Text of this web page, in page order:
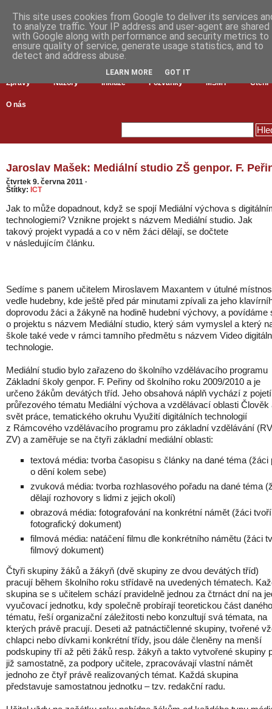
Zprávy Názory Inkluze Pozvánky MŠMT Čtení
O nás
Jaroslav Mašek: Mediální studio ZŠ genpor. F.
čtvrtek 9. června 2011 ·
Štítky: ICT
Jak to může dopadnout, když se spojí Mediální výchova s
technologiemi? Vznikne projekt s názvem Mediální studio. Jak
takový projekt vypadá a co v něm žáci dělají, se dočtete
v následujícím článku.
Sedíme s panem učitelem Miroslavem Maxantem v útulné
vedle hudebny, kde ještě před pár minutami zpívali za jeho
doprovodu žáci a žákyně na hodině hudební výchovy, a povídáme
o projektu s názvem Mediální studio, který sám vymyslel a který
škole také vede v rámci tamního předmětu s názvem Video
technologie.
Mediální studio bylo zařazeno do školního vzdělávacího programu
Základní školy genpor. F. Peřiny od školního roku 2009/2010 a je
určeno žákům devátých tříd. Jeho obsahová náplň vychází z pojetí
průřezového tématu Mediální výchova a vzdělávací oblasti Člověk
svět práce, tematického okruhu Využití digitálních technologií
z Rámcového vzdělávacího programu pro základní vzdělávání
ZV) a zaměřuje se na čtyři základní mediální oblasti:
textová média: tvorba časopisu s články na dané téma (žáci
o dění kolem sebe)
zvuková média: tvorba rozhlasového pořadu na dané téma
dělají rozhovory s lidmi z jejich okolí)
obrazová média: fotografování na konkrétní námět (žáci tvoří
fotografický dokument)
filmová média: natáčení filmu dle konkrétního námětu (žáci
filmový dokument)
Čtyři skupiny žáků a žákyň (dvě skupiny ze dvou devátých tříd)
pracují během školního roku střídavě na uvedených tématech.
skupina se s učitelem schází pravidelně jednou za čtrnáct dní na
vyučovací jednotku, kdy společně probírají teoretickou část daného
tématu, řeší organizační záležitosti nebo konzultují svá témata, na
kterých právě pracují. Deseti až patnáctičlenné skupiny, tvořené
chlapci nebo dívkami konkrétní třídy, jsou dále členěny na menší
podskupiny tří až pěti žáků resp. žákyň a takto vytvořené skupiny
již samostatně, za podpory učitele, zpracovávají vlastní námět
jednoho ze čtyř právě realizovaných témat. Každá skupina
představuje samostatnou jednotku – tzv. redakční radu.
This site uses cookies from Google to deliver its services
to analyze traffic. Your IP address and user-agent are shared
with Google along with performance and security metrics to
ensure quality of service, generate usage statistics, and to
detect and address abuse.
LEARN MORE GOT IT